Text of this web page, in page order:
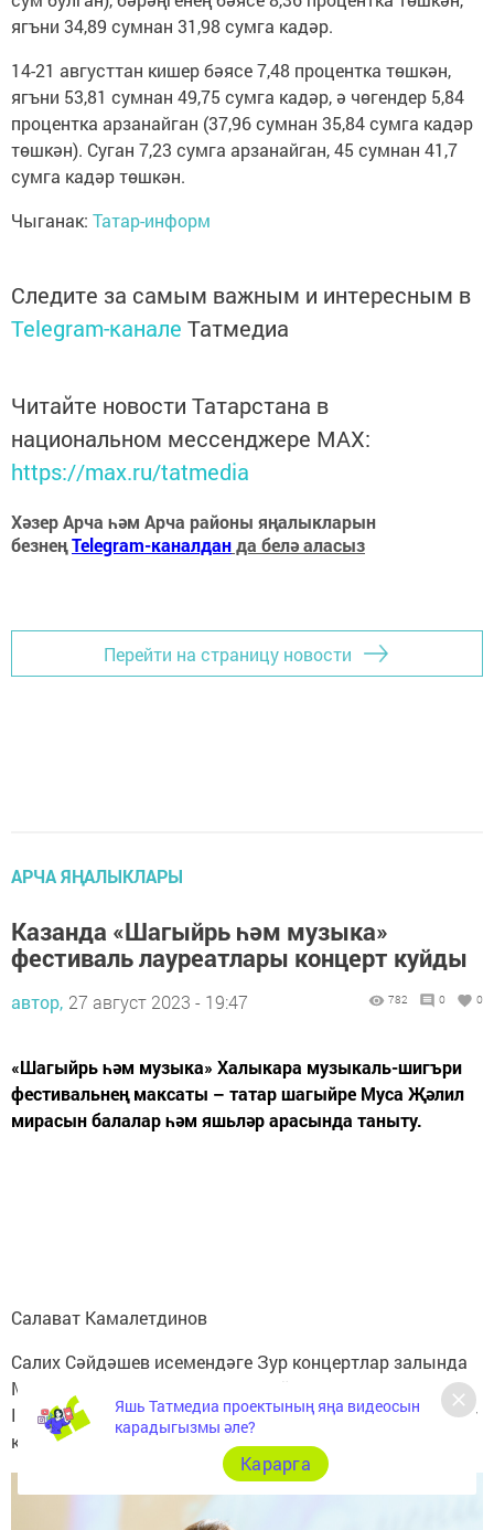
ягъни 34,89 сумнан 31,98 сумга кадәр.
14-21 августтан кишер бәясе 7,48 процентка төшкән,
ягъни 53,81 сумнан 49,75 сумга кадәр, ә чөгендер 5,84
процентка арзанайган (37,96 сумнан 35,84 сумга кадәр
төшкән). Суган 7,23 сумга арзанайган, 45 сумнан 41,7
сумга кадәр төшкән.
Чыганак: Татар-информ
Следите за самым важным и интересным в
Telegram-канале Татмедиа
Читайте новости Татарстана в
национальном мессенджере MАХ:
https://max.ru/tatmedia
Хәзер Арча һәм Арча районы яңалыкларын
безнеңTelegram-каналданда белә аласыз
Перейти на страницу новости
АРЧА ЯҢАЛЫКЛАРЫ
Казанда «Шагыйрь һәм музыка»
фестиваль лауреатлары концерт куйды
автор, 27 август 2023 - 19:47 782 0 0
«Шагыйрь һәм музыка» Халыкара музыкаль-шигъри
фестивальнең максаты – татар шагыйре Муса Җәлил
мирасын балалар һәм яшьләр арасында таныту.
Яшь Татмедиа проектының яңа видеосын
карадыгызмы әле?
Карарга